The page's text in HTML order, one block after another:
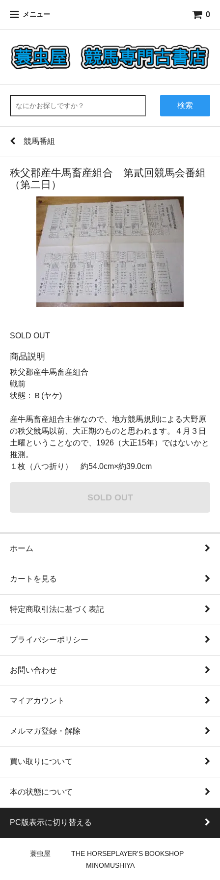
メニュー 0
検索
競馬番組
秩父郡産牛馬畜産組合 第貳回競馬会番組
（第二日）
SOLD OUT
商品説明
秩父郡産牛馬畜産組合
戦前
状態：Ｂ(ヤケ)
産牛馬畜産組合主催なので、地方競馬規則による大野原
の秩父競馬以前、大正期のものと思われます。４月３日
土曜ということなので、1926（大正15年）ではないかと
推測。
１枚（八つ折り） 約54.0cm×約39.0cm
SOLD OUT
ホーム
カートを見る
特定商取引法に基づく表記
プライバシーポリシー
お問い合わせ
マイアカウント
メルマガ登録・解除
買い取りについて
本の状態について
PC版表示に切り替える
蓑虫屋 THE HORSEPLAYER'S BOOKSHOP
MINOMUSHIYA